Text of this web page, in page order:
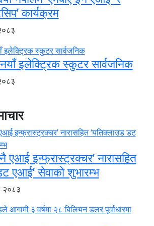
कार्यक्रम
नयाँ इलेक्ट्रिक स्कुटर सार्वजनिक
एआई इन्फ्रास्ट्रक्चर’ नारासहित
एआई’ सेवाको शुभारम्भ
२०८३